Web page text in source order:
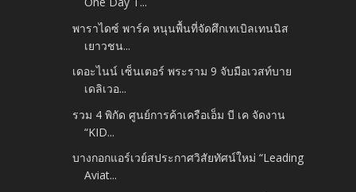
พาราไดซ์ พาร์ค หนุนพื้นที่จัดศึกเทเบิลเทนนิส
เยาวชน...
เดอะไนน์ เซ็นเตอร์ พระราม 9 จับมือเวสท์บาย
เดลิเวอ...
รวม 4 พิกัด ศูนย์การค้าเครือเอ็ม บี เค จัดงาน
“KID...
บางกอกแอร์เวย์สประกาศวิสัยทัศน์ใหม่ “Leading
Aviat...